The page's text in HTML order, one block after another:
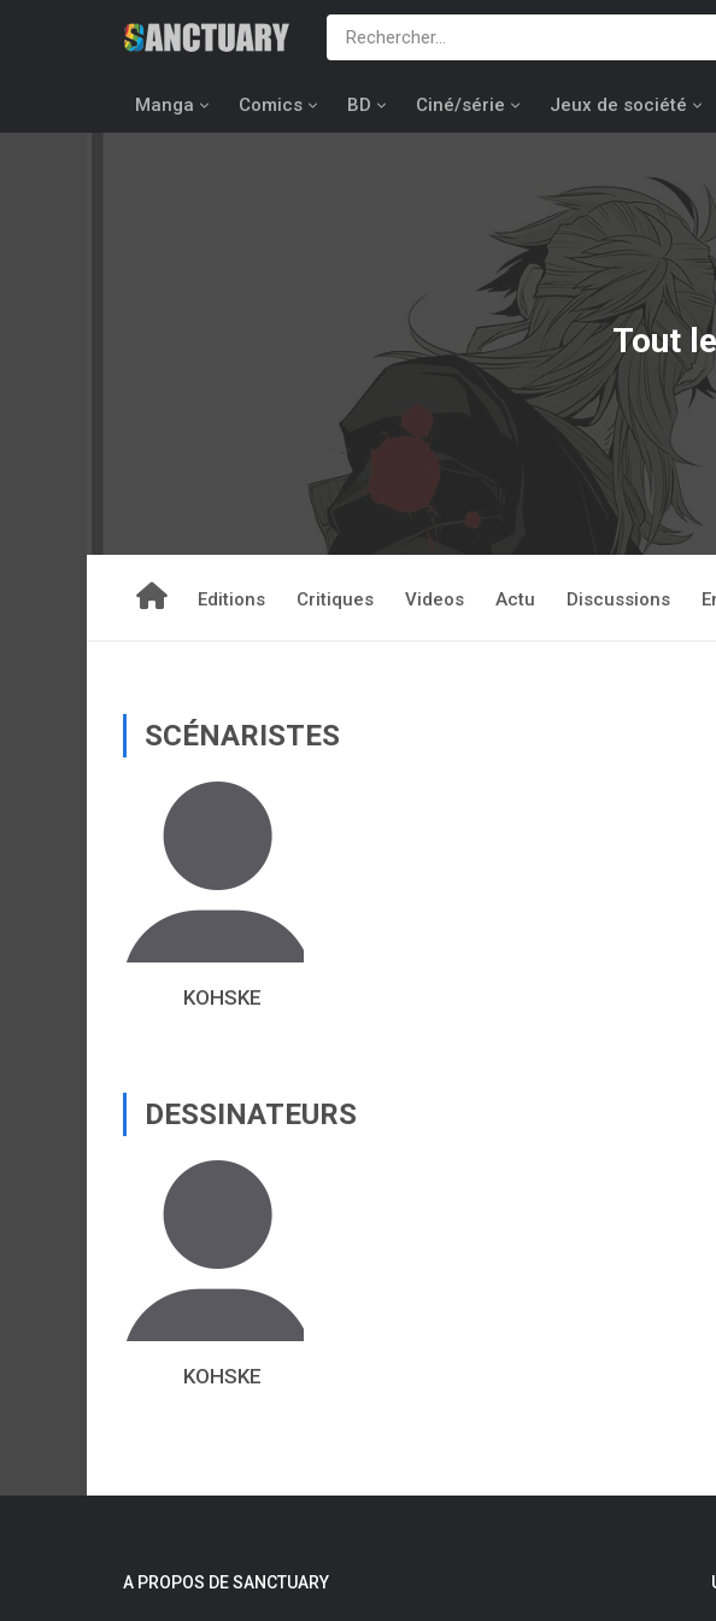
Manga Comics BD Ciné/série Jeux de société
Tout
Editions Critiques Videos Actu Discussions
SCÉNARISTES
KOHSKE
DESSINATEURS
KOHSKE
A PROPOS DE SANCTUARY